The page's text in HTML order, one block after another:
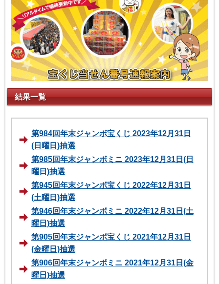
結果一覧
第984回年末ジャンボ宝くじ 2023年12月31日
(日曜日)抽選
第985回年末ジャンボミニ 2023年12月31日(日
曜日)抽選
第945回年末ジャンボ宝くじ 2022年12月31日
(土曜日)抽選
第946回年末ジャンボミニ 2022年12月31日(土
曜日)抽選
第905回年末ジャンボ宝くじ 2021年12月31日
(金曜日)抽選
第906回年末ジャンボミニ 2021年12月31日(金
曜日)抽選